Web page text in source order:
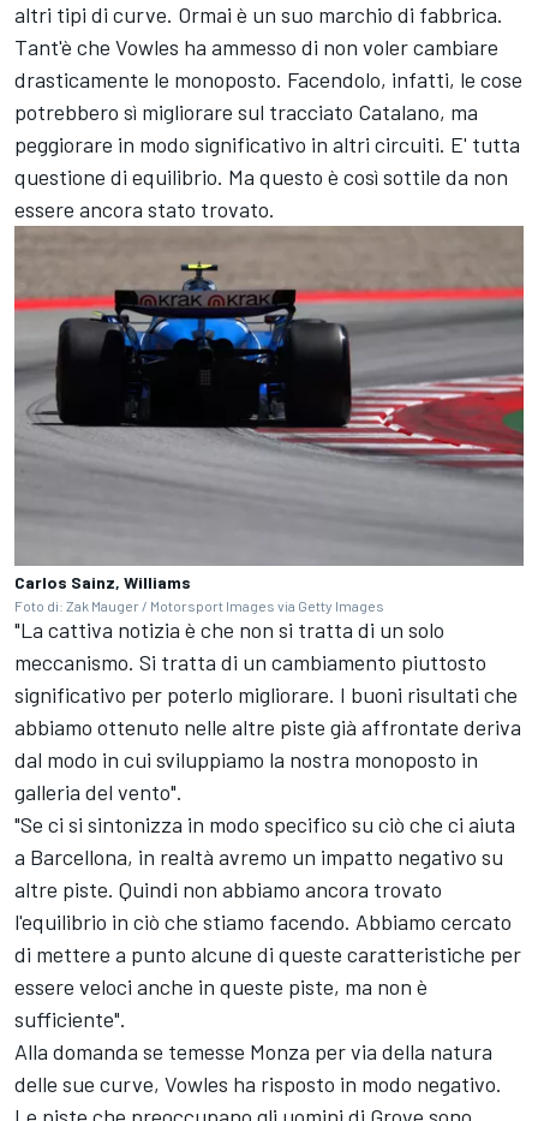
altri tipi di curve. Ormai è un suo marchio di fabbrica.
Tant'è che Vowles ha ammesso di non voler cambiare
drasticamente le monoposto. Facendolo, infatti, le cose
potrebbero sì migliorare sul tracciato Catalano, ma
peggiorare in modo significativo in altri circuiti. E' tutta
questione di equilibrio. Ma questo è così sottile da non
essere ancora stato trovato.
Carlos Sainz, Williams
Foto di: Zak Mauger / Motorsport Images via Getty Images
"La cattiva notizia è che non si tratta di un solo
meccanismo. Si tratta di un cambiamento piuttosto
significativo per poterlo migliorare. I buoni risultati che
abbiamo ottenuto nelle altre piste già affrontate deriva
dal modo in cui sviluppiamo la nostra monoposto in
galleria del vento".
"Se ci si sintonizza in modo specifico su ciò che ci aiuta
a Barcellona, in realtà avremo un impatto negativo su
altre piste. Quindi non abbiamo ancora trovato
l'equilibrio in ciò che stiamo facendo. Abbiamo cercato
di mettere a punto alcune di queste caratteristiche per
essere veloci anche in queste piste, ma non è
sufficiente".
Alla domanda se temesse Monza per via della natura
delle sue curve, Vowles ha risposto in modo negativo.